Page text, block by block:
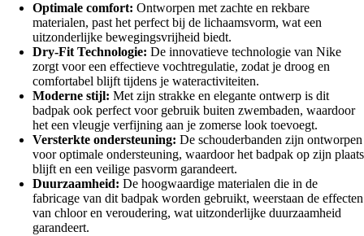
Optimale comfort: Ontworpen met zachte en rekbare
materialen, past het perfect bij de lichaamsvorm, wat een
uitzonderlijke bewegingsvrijheid biedt.
Dry-Fit Technologie: De innovatieve technologie van Nike
zorgt voor een effectieve vochtregulatie, zodat je droog en
comfortabel blijft tijdens je wateractiviteiten.
Moderne stijl: Met zijn strakke en elegante ontwerp is dit
badpak ook perfect voor gebruik buiten zwembaden, waardoor
het een vleugje verfijning aan je zomerse look toevoegt.
Versterkte ondersteuning: De schouderbanden zijn ontworpen
voor optimale ondersteuning, waardoor het badpak op zijn plaats
blijft en een veilige pasvorm garandeert.
Duurzaamheid: De hoogwaardige materialen die in de
fabricage van dit badpak worden gebruikt, weerstaan de effecten
van chloor en veroudering, wat uitzonderlijke duurzaamheid
garandeert.